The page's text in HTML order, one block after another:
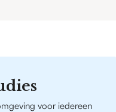
voor iedereen